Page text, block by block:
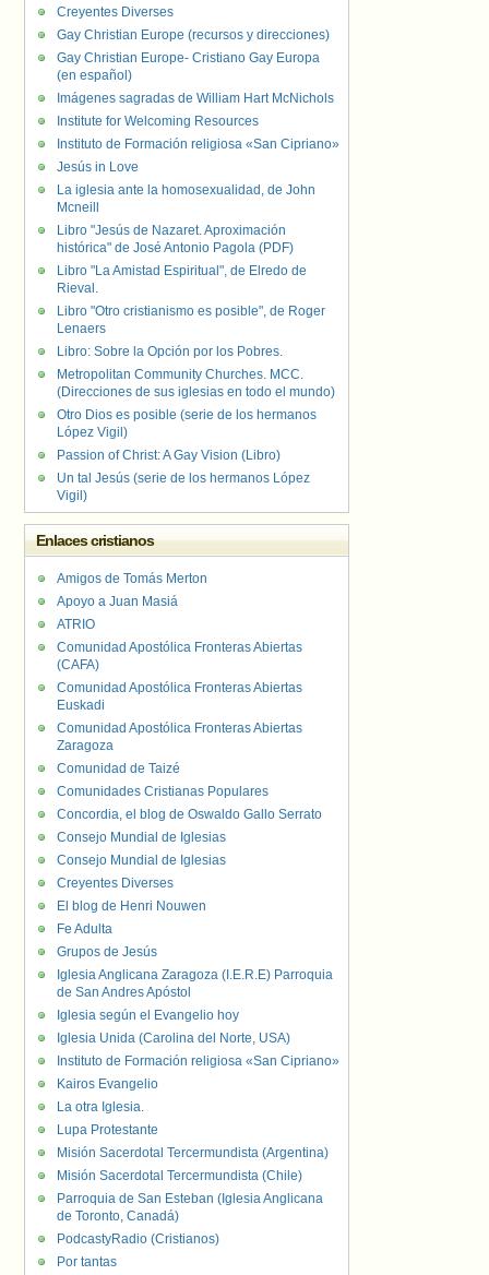
Creyentes Diverses
Gay Christian Europe (recursos y direcciones)
Gay Christian Europe- Cristiano Gay Europa
(en español)
Imágenes sagradas de William Hart McNichols
Institute for Welcoming Resources
Instituto de Formación religiosa «San Cipriano»
Jesús in Love
La iglesia ante la homosexualidad, de John
Mcneill
Libro "Jesús de Nazaret. Aproximación
histórica" de José Antonio Pagola (PDF)
Libro "La Amistad Espiritual", de Elredo de
Rieval.
Libro "Otro cristianismo es posible", de Roger
Lenaers
Libro: Sobre la Opción por los Pobres.
Metropolitan Community Churches. MCC.
(Direcciones de sus iglesias en todo el mundo)
Otro Dios es posible (serie de los hermanos
López Vigil)
Passion of Christ: A Gay Vision (Libro)
Un tal Jesús (serie de los hermanos López
Vigil)
Enlaces cristianos
Amigos de Tomás Merton
Apoyo a Juan Masiá
ATRIO
Comunidad Apostólica Fronteras Abiertas
(CAFA)
Comunidad Apostólica Fronteras Abiertas
Euskadi
Comunidad Apostólica Fronteras Abiertas
Zaragoza
Comunidad de Taizé
Comunidades Cristianas Populares
Concordia, el blog de Oswaldo Gallo Serrato
Consejo Mundial de Iglesias
Consejo Mundial de Iglesias
Creyentes Diverses
El blog de Henri Nouwen
Fe Adulta
Grupos de Jesús
Iglesia Anglicana Zaragoza (I.E.R.E) Parroquia
de San Andres Apóstol
Iglesia según el Evangelio hoy
Iglesia Unida (Carolina del Norte, USA)
Instituto de Formación religiosa «San Cipriano»
Kairos Evangelio
La otra Iglesia.
Lupa Protestante
Misión Sacerdotal Tercermundista (Argentina)
Misión Sacerdotal Tercermundista (Chile)
Parroquia de San Esteban (Iglesia Anglicana
de Toronto, Canadá)
PodcastyRadio (Cristianos)
Por tantas